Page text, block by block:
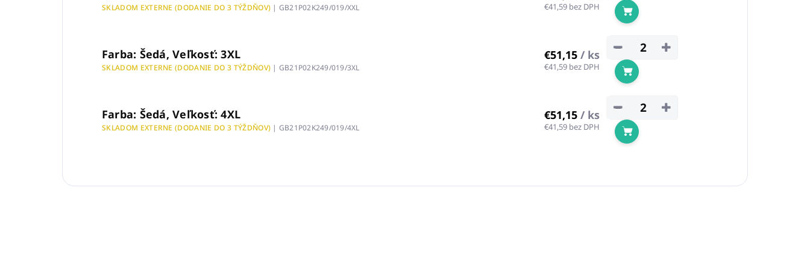
SKLADOM EXTERNE (DODANIE DO 3 TÝŽDŇOV) | GB21P02K249/019/XXL €41,59 bez DPH
Do košíka
Farba: Šedá, Veľkosť: 3XL
SKLADOM EXTERNE (DODANIE DO 3 TÝŽDŇOV) | GB21P02K249/019/3XL
€51,15 / ks
€41,59 bez DPH
+
−
Do košíka
Farba: Šedá, Veľkosť: 4XL
SKLADOM EXTERNE (DODANIE DO 3 TÝŽDŇOV) | GB21P02K249/019/4XL
€51,15 / ks
€41,59 bez DPH
+
−
Do košíka